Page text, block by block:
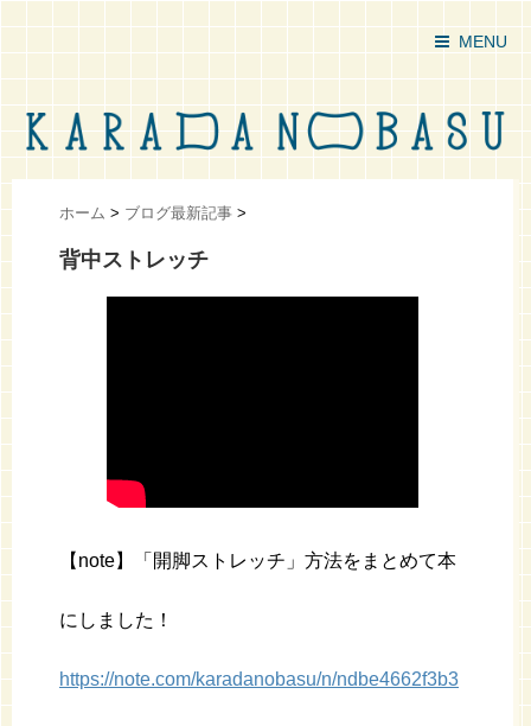
MENU
ホーム > ブログ最新記事 >
背中ストレッチ
【note】「開脚ストレッチ」方法をまとめて本
にしました！
https://note.com/karadanobasu/n/ndbe4662f3b3